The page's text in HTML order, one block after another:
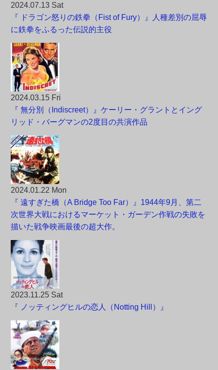
2024.07.13 Sat
『 ドラゴン怒りの鉄拳（Fist of Fury）』人種差別の屈辱
に鉄拳をふるった伝説的主役
2024.03.15 Fri
『 無分別（Indiscreet）』ケーリー・グラントとイング
リッド・バーグマンの2度目の共演作品
2024.01.22 Mon
『 遠すぎた橋（A Bridge Too Far）』1944年9月、第二
次世界大戦におけるマーケット・ガーデン作戦の失敗を
描いた戦争映画最後の超大作。
2023.11.25 Sat
『 ノッティングヒルの恋人（Notting Hill）』